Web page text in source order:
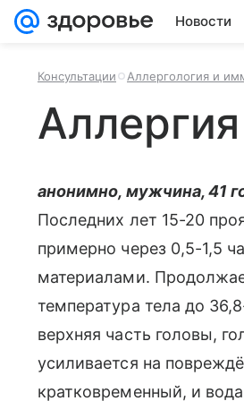
Новости
Консультации Аллергология и
анонимно, мужчина, 41
Последних лет 15-20
примерно через 0,5-1,5
материалами.
температура тела до
верхняя часть головы,
усиливается на
кратковременный, и